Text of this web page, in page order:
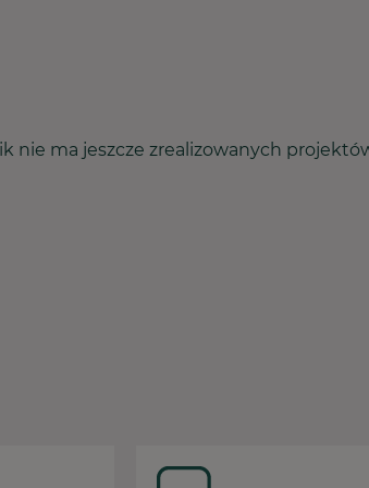
nie ma jeszcze zrealizowanych